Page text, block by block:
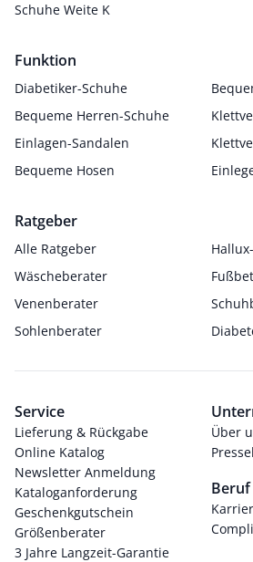
Schuhe Weite K
Funktion
Diabetiker-Schuhe
Bequeme Herren-Schuhe
Einlagen-Sandalen
Bequeme Hosen
Ratgeber
Alle Ratgeber
Wäscheberater
Venenberater
Sohlenberater
Service
Lieferung & Rückgabe
Online Katalog
Newsletter Anmeldung
Kataloganforderung
Geschenkgutschein
Größenberater
3 Jahre Langzeit-Garantie
Über